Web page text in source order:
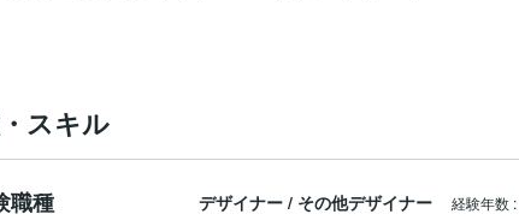
スキル
職種 デザイナー / その他デザイナー 経験年数 :